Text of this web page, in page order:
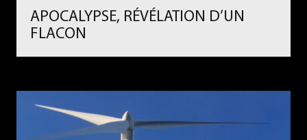
APOCALYPSE, RÉVÉLATION D’UN
FLACON